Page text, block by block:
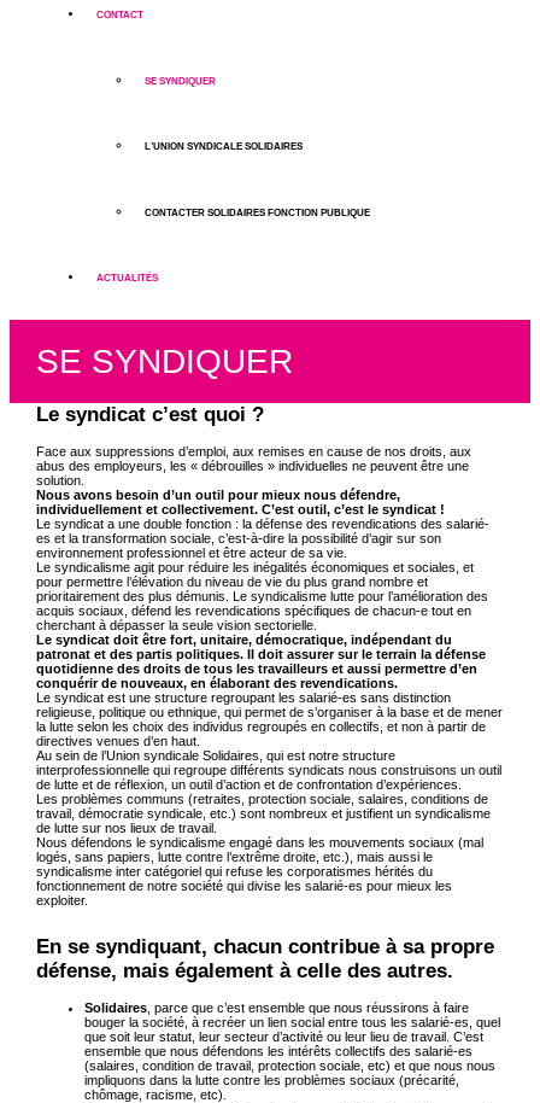
CONTACT
SE SYNDIQUER
L’UNION SYNDICALE SOLIDAIRES
CONTACTER SOLIDAIRES FONCTION PUBLIQUE
ACTUALITÉS
SE SYNDIQUER
Le syndicat c’est quoi ?
Face aux suppressions d’emploi, aux remises en cause de nos droits, aux
abus des employeurs, les « débrouilles » individuelles ne peuvent être une
solution.
Nous avons besoin d’un outil pour mieux nous défendre,
individuellement et collectivement. C’est outil, c’est le syndicat !
Le syndicat a une double fonction : la défense des revendications des salarié-
es et la transformation sociale, c’est-à-dire la possibilité d’agir sur son
environnement professionnel et être acteur de sa vie.
Le syndicalisme agit pour réduire les inégalités économiques et sociales, et
pour permettre l’élévation du niveau de vie du plus grand nombre et
prioritairement des plus démunis. Le syndicalisme lutte pour l’amélioration des
acquis sociaux, défend les revendications spécifiques de chacun-e tout en
cherchant à dépasser la seule vision sectorielle.
Le syndicat doit être fort, unitaire, démocratique, indépendant du
patronat et des partis politiques. Il doit assurer sur le terrain la défense
quotidienne des droits de tous les travailleurs et aussi permettre d’en
conquérir de nouveaux, en élaborant des revendications.
Le syndicat est une structure regroupant les salarié-es sans distinction
religieuse, politique ou ethnique, qui permet de s’organiser à la base et de mener
la lutte selon les choix des individus regroupés en collectifs, et non à partir de
directives venues d’en haut.
Au sein de l’Union syndicale Solidaires, qui est notre structure
interprofessionnelle qui regroupe différents syndicats nous construisons un outil
de lutte et de réflexion, un outil d’action et de confrontation d’expériences.
Les problèmes communs (retraites, protection sociale, salaires, conditions de
travail, démocratie syndicale, etc.) sont nombreux et justifient un syndicalisme
de lutte sur nos lieux de travail.
Nous défendons le syndicalisme engagé dans les mouvements sociaux (mal
logés, sans papiers, lutte contre l’extrême droite, etc.), mais aussi le
syndicalisme inter catégoriel qui refuse les corporatismes hérités du
fonctionnement de notre société qui divise les salarié-es pour mieux les
exploiter.
En se syndiquant, chacun contribue à sa propre
défense, mais également à celle des autres.
Solidaires , parce que c’est ensemble que nous réussirons à faire
bouger la société, à recréer un lien social entre tous les salarié-es, quel
que soit leur statut, leur secteur d’activité ou leur lieu de travail. C’est
ensemble que nous défendons les intérêts collectifs des salarié-es
(salaires, condition de travail, protection sociale, etc) et que nous nous
impliquons dans la lutte contre les problèmes sociaux (précarité,
chômage, racisme, etc).